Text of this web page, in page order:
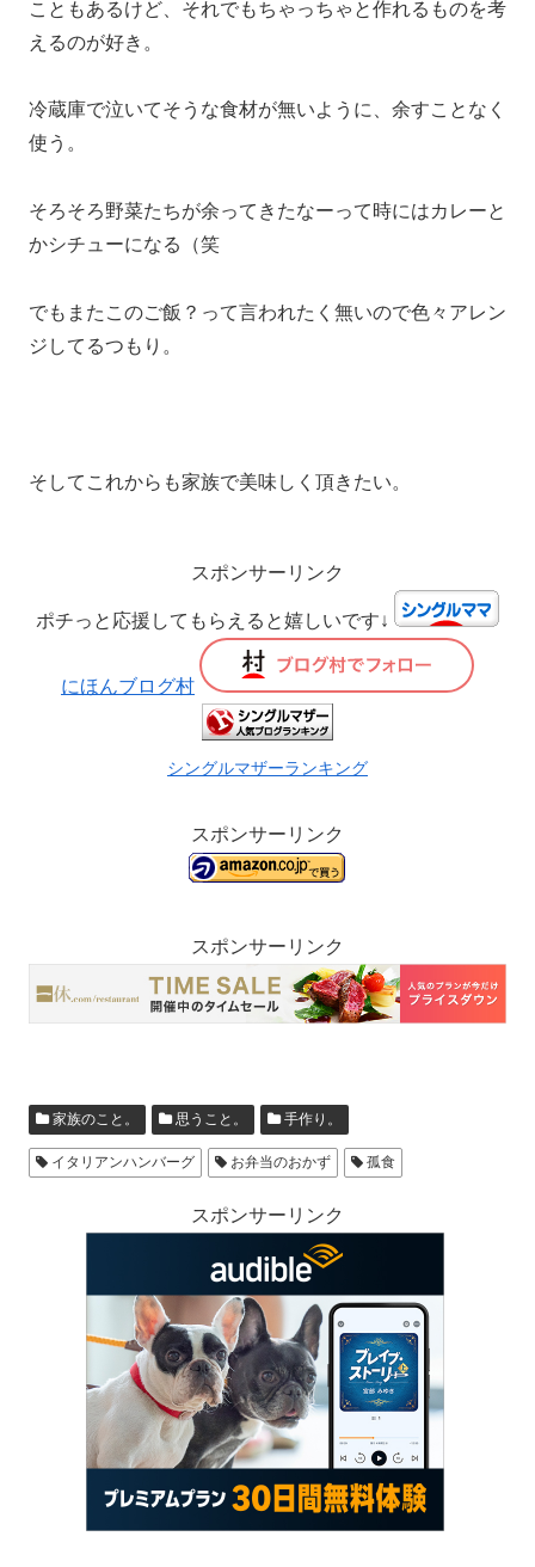
こともあるけど、それでもちゃっちゃと作れるものを考
えるのが好き。
冷蔵庫で泣いてそうな食材が無いように、余すことなく
使う。
そろそろ野菜たちが余ってきたなーって時にはカレーと
かシチューになる（笑
でもまたこのご飯？って言われたく無いので色々アレン
ジしてるつもり。
そしてこれからも家族で美味しく頂きたい。
スポンサーリンク
ポチっと応援してもらえると嬉しいです↓
にほんブログ村
シングルマザーランキング
スポンサーリンク
スポンサーリンク
家族のこと。 思うこと。 手作り。
イタリアンハンバーグ お弁当のおかず 孤食
スポンサーリンク